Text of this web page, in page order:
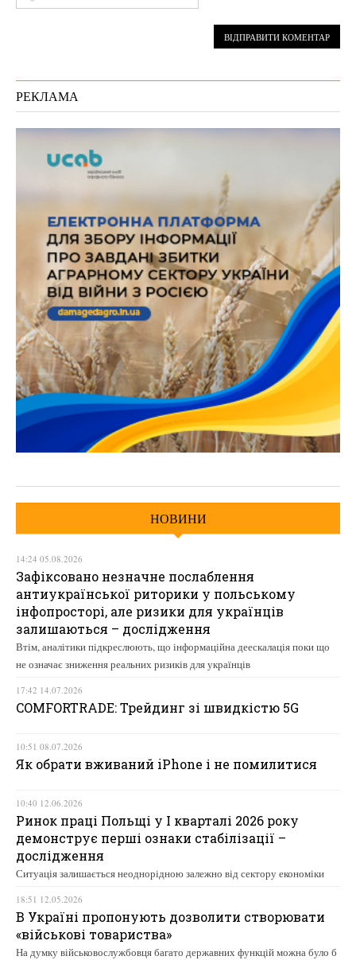
РЕКЛАМА
НОВИНИ
14:24 05.08.2026
Зафіксовано незначне послаблення
антиукраїнської риторики у польському
інфопросторі, але ризики для українців
залишаються – дослідження
Втім, аналітики підкреслюють, що інформаційна деескалація поки що
не означає зниження реальних ризиків для українців
17:42 14.07.2026
COMFORTRADE: Трейдинг зі швидкістю 5G
10:51 08.07.2026
Як обрати вживаний iPhone і не помилитися
10:40 12.06.2026
Ринок праці Польщі у І кварталі 2026 року
демонструє перші ознаки стабілізації –
дослідження
Ситуація залишається неоднорідною залежно від сектору економіки
18:51 12.05.2026
В Україні пропонують дозволити створювати
«військові товариства»
На думку військовослужбовця багато державних функцій можна було б